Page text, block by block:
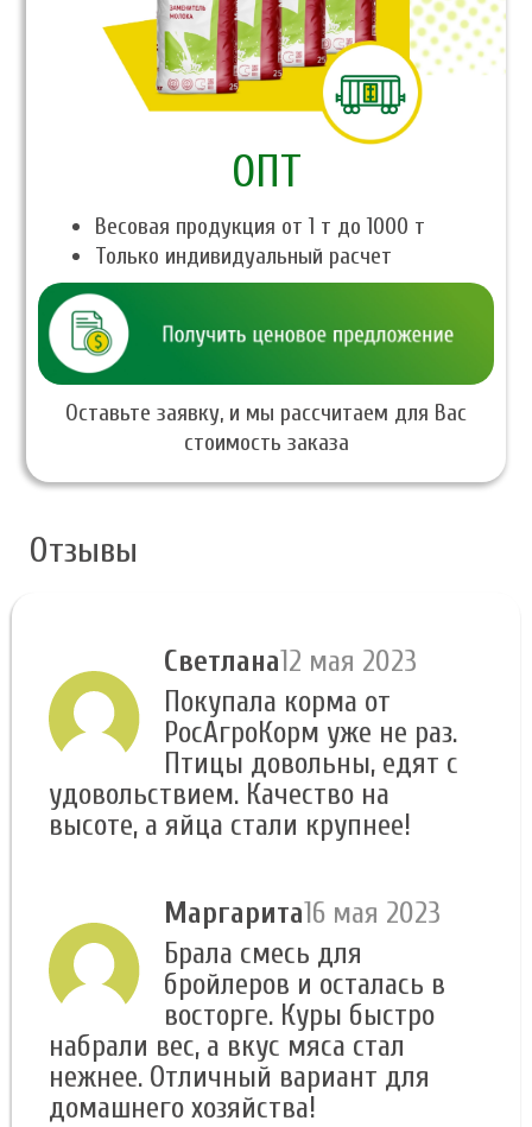
ОПТ
Весовая продукция от 1 т до 1000 т
Только индивидуальный расчет
Оставьте заявку, и мы рассчитаем для Вас
стоимость заказа
Отзывы
Светлана12 мая 2023
Покупала корма от
РосАгроКорм уже не раз.
Птицы довольны, едят с
удовольствием. Качество на
высоте, а яйца стали крупнее!
Маргарита16 мая 2023
Брала смесь для
бройлеров и осталась в
восторге. Куры быстро
набрали вес, а вкус мяса стал
нежнее. Отличный вариант для
домашнего хозяйства!